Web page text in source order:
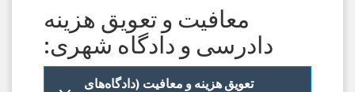
معافیت و تعویق هزینه
دادرسی و دادگاه شهری:
تعویق هزینه و معافیت (دادگاه‌های